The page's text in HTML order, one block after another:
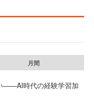
月間
——AI時代の経験学習加